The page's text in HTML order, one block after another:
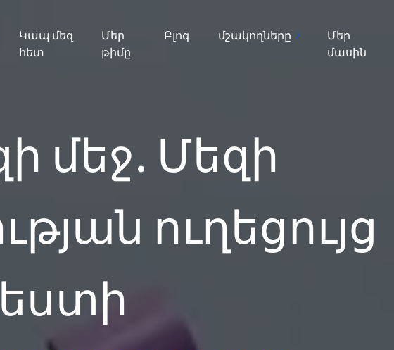
Կապ մեզ
հետ
Մեր
թիմը
Բլոգ մշակողները
Մեր
մասին
մեջ. Մեզի
ուղեցույց